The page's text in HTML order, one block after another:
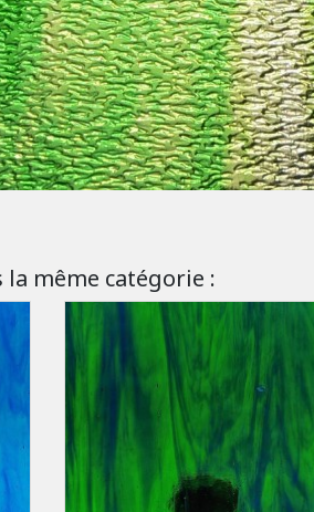
même catégorie :